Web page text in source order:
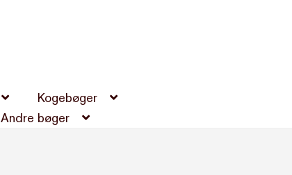
Kogebøger
Andre bøger